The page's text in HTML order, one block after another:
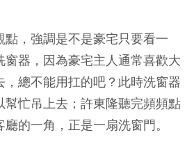
，強調是不是豪宅只要看一
器，因為豪宅主人通常喜歡大
總不能用扛的吧？此時洗窗器
幫忙吊上去；許東隆聽完頻頻點
的一角，正是一扇洗窗門。